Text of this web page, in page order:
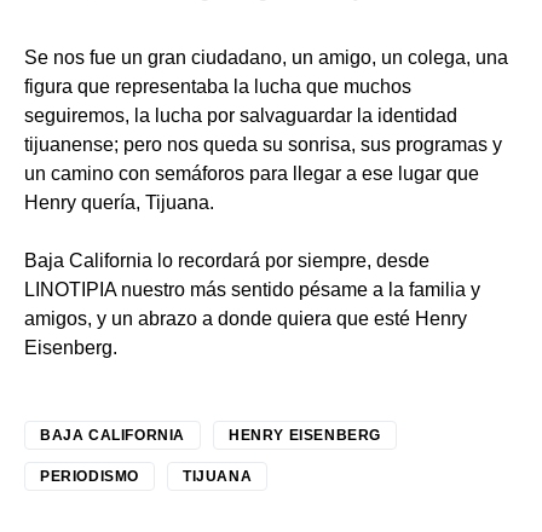
Se nos fue un gran ciudadano, un amigo, un colega, una
figura que representaba la lucha que muchos
seguiremos, la lucha por salvaguardar la identidad
tijuanense; pero nos queda su sonrisa, sus programas y
un camino con semáforos para llegar a ese lugar que
Henry quería, Tijuana.
Baja California lo recordará por siempre, desde
LINOTIPIA nuestro más sentido pésame a la familia y
amigos, y un abrazo a donde quiera que esté Henry
Eisenberg.
BAJA CALIFORNIA HENRY EISENBERG
PERIODISMO TIJUANA